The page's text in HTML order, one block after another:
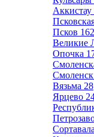
Аккистау
Псков 162
Великие
Опочка
Смоленск
Вязьма 28
Ярцево
Сортавала